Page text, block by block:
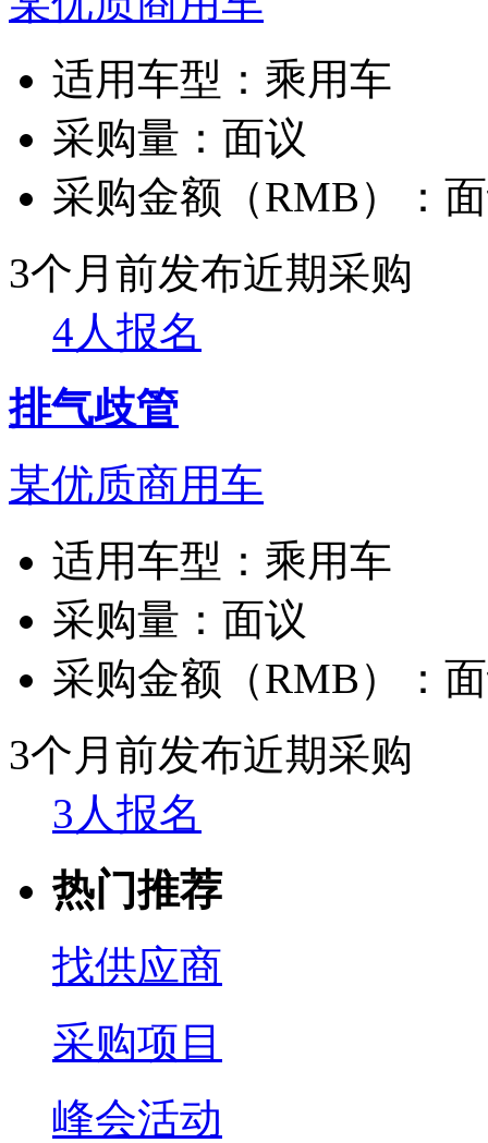
适用车型： 乘用车
采购量： 面议
采购金额（RMB）：
3个月前发布近期采购
4人报名
排气歧管
某优质商用车
适用车型： 乘用车
采购量： 面议
采购金额（RMB）：
3个月前发布近期采购
3人报名
热门推荐
找供应商
采购项目
峰会活动